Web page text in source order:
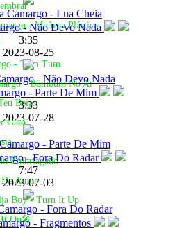
- Muñeca Plástica
- Tum Tum
- Bumbum No Ar
Beijo
Gato
Embriagado
De Amor
Boy - Turn It Up
It On🎤
Camargo - Lua Cheia
3:35
2023-08-25
- Não Devo Nada
3:33
2023-07-28
- Parte De Mim
7:47
2023-07-03
- Fora Do Radar